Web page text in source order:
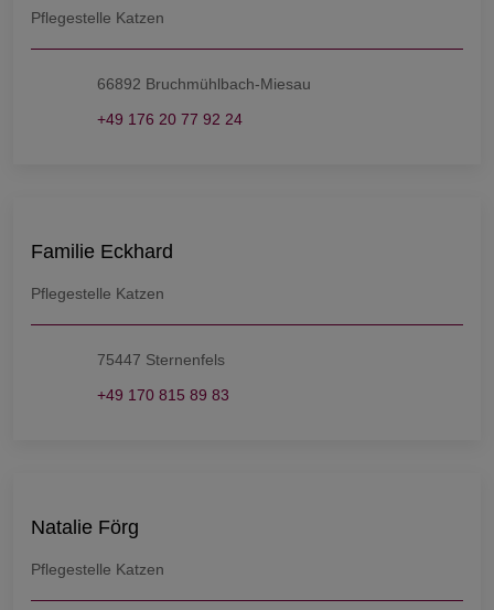
Pflegestelle Katzen
66892 Bruchmühlbach-Miesau
+49 176 20 77 92 24
Familie Eckhard
Pflegestelle Katzen
75447 Sternenfels
+49 170 815 89 83
Natalie Förg
Pflegestelle Katzen